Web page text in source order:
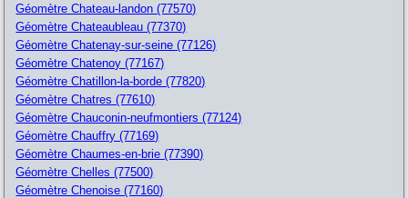
Géomètre Chateau-landon (77570)
Géomètre Chateaubleau (77370)
Géomètre Chatenay-sur-seine (77126)
Géomètre Chatenoy (77167)
Géomètre Chatillon-la-borde (77820)
Géomètre Chatres (77610)
Géomètre Chauconin-neufmontiers (77124)
Géomètre Chauffry (77169)
Géomètre Chaumes-en-brie (77390)
Géomètre Chelles (77500)
Géomètre Chenoise (77160)